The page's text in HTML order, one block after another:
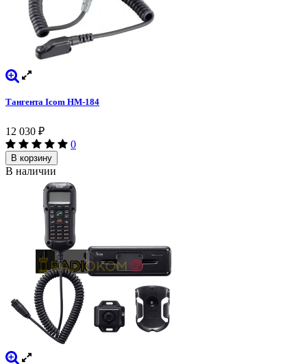
Тангента Icom HM-184
12 030 ₽
0
В корзину
В наличии